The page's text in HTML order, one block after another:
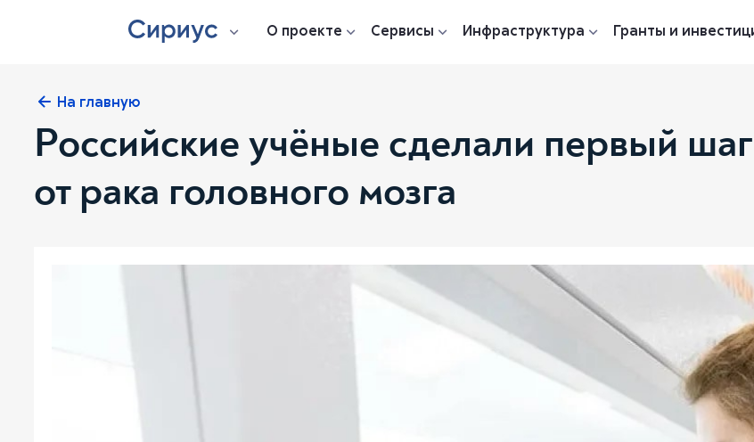
О проекте Сервисы Инфраструктура Гранты и
На главную
Российские учёные сделали первый
от рака головного мозга